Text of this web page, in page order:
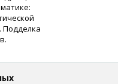
Подделка